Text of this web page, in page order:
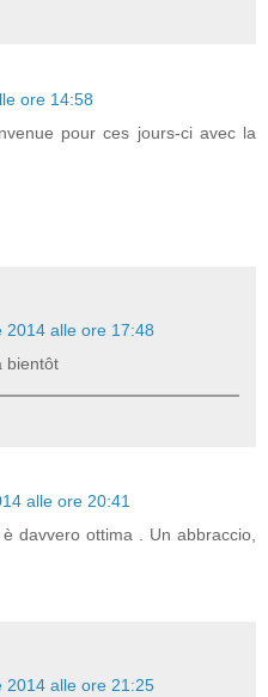
ore 14:58
pour ces jours-ci avec la
2014 alle ore 17:48
bientôt
alle ore 20:41
davvero ottima . Un abbraccio,
2014 alle ore 21:25